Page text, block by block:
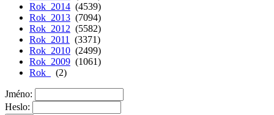
Rok 2014 (4539)
Rok 2013 (7094)
Rok 2012 (5582)
Rok 2011
(3371)
Rok 2010 (2499)
Rok 2009 (1061)
Rok
(2)
Jméno:
Heslo: